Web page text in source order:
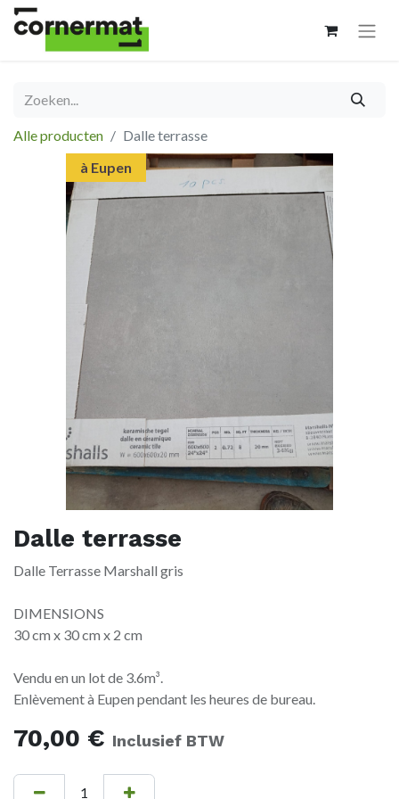
Alle producten
Dalle terrasse
à Eupen
Dalle terrasse
Dalle Terrasse Marshall gris
DIMENSIONS
30 cm x 30 cm x 2 cm
Vendu en un lot de 3.6m³.
Enlèvement à Eupen pendant les heures de bureau.
70,00 € Inclusief BTW